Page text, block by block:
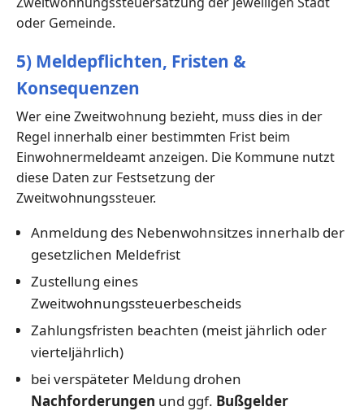
oder Gemeinde.
5) Meldepflichten, Fristen &
Konsequenzen
Wer eine Zweitwohnung bezieht, muss dies in der
Regel innerhalb einer bestimmten Frist beim
Einwohnermeldeamt anzeigen. Die Kommune nutzt
diese Daten zur Festsetzung der
Zweitwohnungssteuer.
Anmeldung des Nebenwohnsitzes innerhalb der
gesetzlichen Meldefrist
Zustellung eines
Zweitwohnungssteuerbescheids
Zahlungsfristen beachten (meist jährlich oder
vierteljährlich)
bei verspäteter Meldung drohen
Nachforderungen und ggf. Bußgelder